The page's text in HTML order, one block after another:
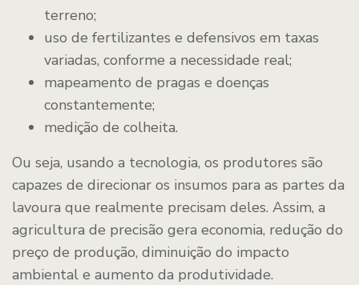
terreno;
uso de fertilizantes e defensivos em taxas
variadas, conforme a necessidade real;
mapeamento de pragas e doenças
constantemente;
medição de colheita.
Ou seja, usando a tecnologia, os produtores são
capazes de direcionar os insumos para as partes da
lavoura que realmente precisam deles. Assim, a
agricultura de precisão gera economia, redução do
preço de produção, diminuição do impacto
ambiental e aumento da produtividade.